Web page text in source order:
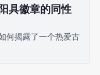
具徽章的同性
何揭露了一个热爱古